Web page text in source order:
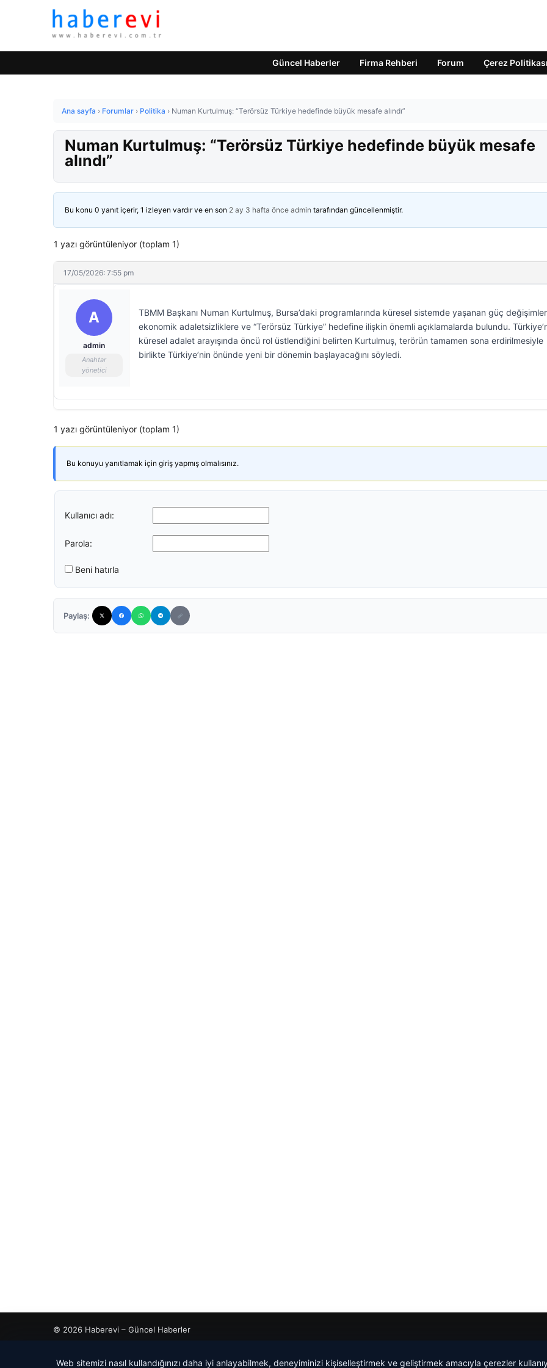
Güncel Haberler Firma Rehberi Forum Çerez Politikası
Ana sayfa › Forumlar › Politika › Numan Kurtulmuş: “Terörsüz Türkiye hedefinde büyük mesafe alındı”
Numan Kurtulmuş: “Terörsüz Türkiye hedefinde büyük mesafe
alındı”
Bu konu 0 yanıt içerir, 1 izleyen vardır ve en son 2 ay 3 hafta önce admin tarafından güncellenmiştir.
1 yazı görüntüleniyor (toplam 1)
17/05/2026: 7:55 pm
A
admin
Anahtar
yönetici
TBMM Başkanı Numan Kurtulmuş, Bursa’daki programlarında küresel sistemde yaşanan güç
ekonomik adaletsizliklere ve “Terörsüz Türkiye” hedefine ilişkin önemli açıklamalarda bulundu.
küresel adalet arayışında öncü rol üstlendiğini belirten Kurtulmuş, terörün tamamen sona erdirilmesiyle
birlikte Türkiye’nin önünde yeni bir dönemin başlayacağını söyledi.
1 yazı görüntüleniyor (toplam 1)
Bu konuyu yanıtlamak için giriş yapmış olmalısınız.
Kullanıcı adı:
Parola:
Beni hatırla
Paylaş:
© 2026 Haberevi – Güncel Haberler
Web sitemizi nasıl kullandığınızı daha iyi anlayabilmek, deneyiminizi kişiselleştirmek ve geliştirmek amacıyla çerezler